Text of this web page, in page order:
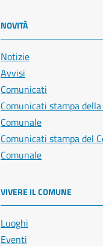
NOVITÀ
Notizie
Avvisi
Comunicati
Comunicati stampa
Comunale
Comunicati stampa del
Comunale
VIVERE IL COMUNE
Luoghi
Eventi